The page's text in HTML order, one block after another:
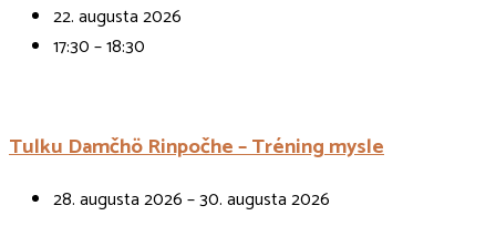
22. augusta 2026
17:30 – 18:30
Tulku Damčhö Rinpočhe – Tréning mysle
28. augusta 2026 – 30. augusta 2026